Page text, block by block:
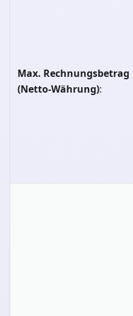
Max. Rechnungsbetrag
(Netto-Währung):